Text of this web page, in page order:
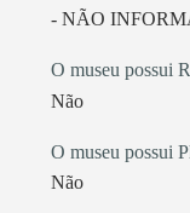
- NÃO
O museu possui
Não
O museu possui
Não